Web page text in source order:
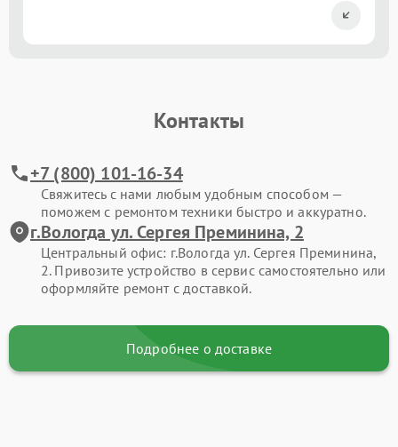
Контакты
+7 (800) 101-16-34
Свяжитесь с нами любым удобным способом —
поможем с ремонтом техники быстро и аккуратно.
г.Вологда ул. Сергея Преминина, 2
Центральный офис: г.Вологда ул. Сергея Преминина,
2. Привозите устройство в сервис самостоятельно или
оформляйте ремонт с доставкой.
Подробнее о доставке